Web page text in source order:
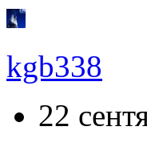
kgb338
22